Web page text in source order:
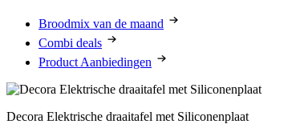
Broodmix van de maand
Combi deals
Product Aanbiedingen
Decora Elektrische draaitafel met Siliconenplaat